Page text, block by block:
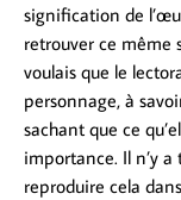
signification de
retrouver ce même
voulais que le
personnage, à
sachant que ce
importance. Il n’y
reproduire cela